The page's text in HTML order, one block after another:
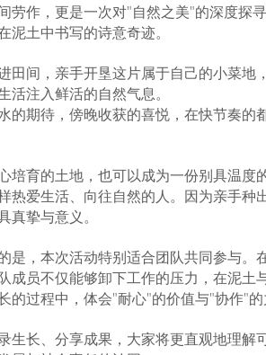
劳作，更是一次对"自然之美"的深度探
泥土中书写的诗意奇迹。
田间，亲手开垦这片属于自己的小菜地
活注入鲜活的自然气息。
的期待，傍晚收获的喜悦，在快节奏的
培育的土地，也可以成为一份别具温
热爱生活、向往自然的人。因为亲手种
真挚与意义。
是，本次活动特别适合团队共同参与。
成员不仅能够卸下工作的压力，在泥土
的过程中，体会"耐心"的价值与"协作"的
生长、分享成果，大家将更直观地理解